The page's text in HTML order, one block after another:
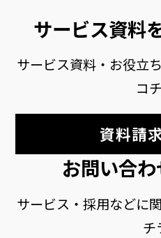
サービス資料
サービス資料・お役立
コ
資料請
お問い合
サービス・採用などに
チ